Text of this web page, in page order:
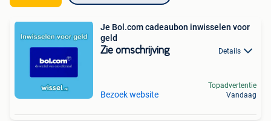
Je Bol.com cadeaubon inwisselen voor
geld
Zie omschrijving Details
Bezoek website
Topadvertentie
Vandaag